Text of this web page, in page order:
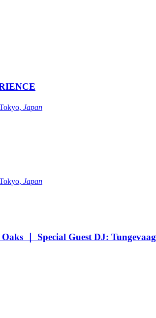
Japan
Japan
｜ Special Guest DJ: Tungevaag